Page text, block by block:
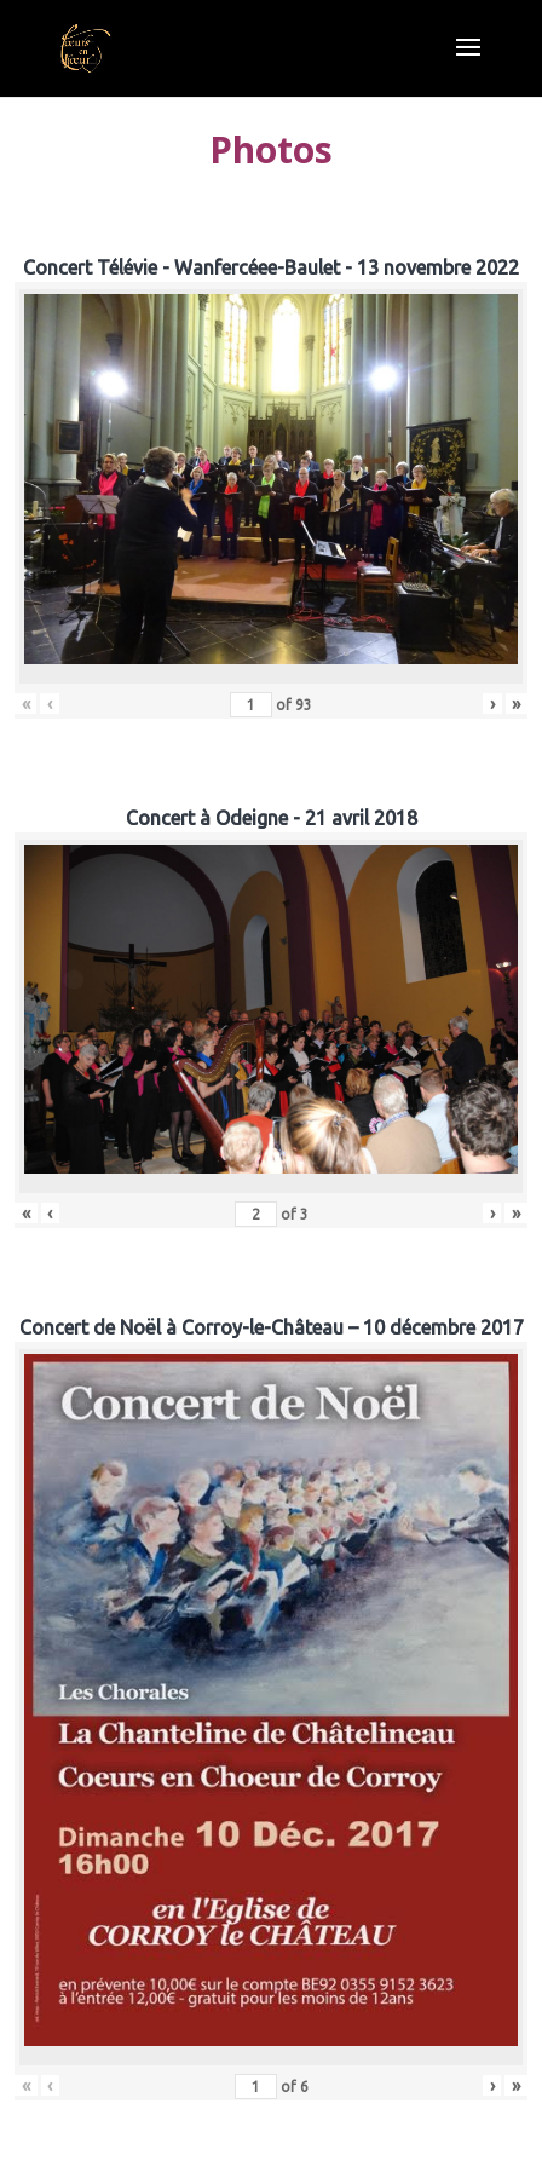
Photos
Concert Télévie - Wanfercéee-Baulet - 13 novembre 2022
« ‹ of 93 › »
Concert à Odeigne - 21 avril 2018
« ‹ of 3 › »
Concert de Noël à Corroy-le-Château – 10 décembre 2017
« ‹ of 6 › »